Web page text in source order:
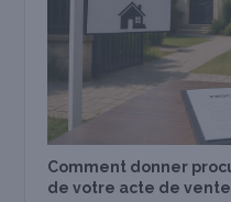
Comment donner
de votre acte de vente